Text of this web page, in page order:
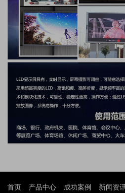
首页 产品中心 成功案例 新闻资